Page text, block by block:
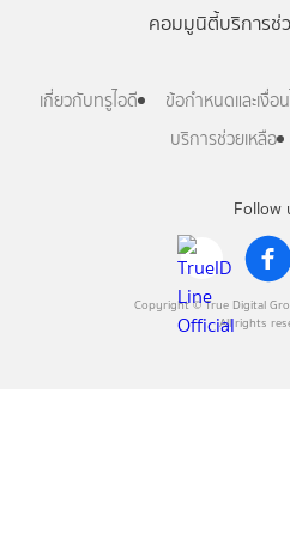
Follow
Copyright © True Digital
All rights
คอมมูนิตี้บริการช่
เกี่ยวกับทรูไอดี ข้อกำหนดและเงื่อ
บริการช่วยเหลือ